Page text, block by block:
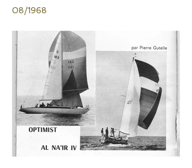
08/1968